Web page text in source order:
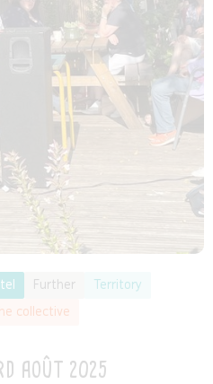
Further
Territory
collective
AOÛT 2025